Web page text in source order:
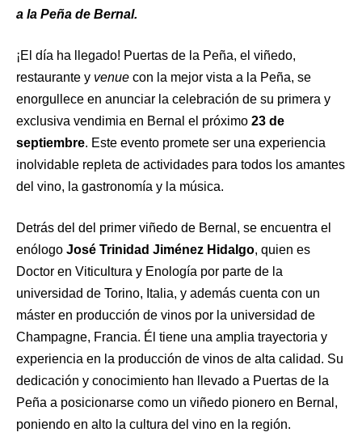
a la Peña de Bernal.
¡El día ha llegado! Puertas de la Peña, el viñedo,
restaurante y venue con la mejor vista a la Peña, se
enorgullece en anunciar la celebración de su primera y
exclusiva vendimia en Bernal el próximo 23 de
septiembre. Este evento promete ser una experiencia
inolvidable repleta de actividades para todos los amantes
del vino, la gastronomía y la música.
Detrás del del primer viñedo de Bernal, se encuentra el
enólogo José Trinidad Jiménez Hidalgo, quien es
Doctor en Viticultura y Enología por parte de la
universidad de Torino, Italia, y además cuenta con un
máster en producción de vinos por la universidad de
Champagne, Francia. Él tiene una amplia trayectoria y
experiencia en la producción de vinos de alta calidad. Su
dedicación y conocimiento han llevado a Puertas de la
Peña a posicionarse como un viñedo pionero en Bernal,
poniendo en alto la cultura del vino en la región.